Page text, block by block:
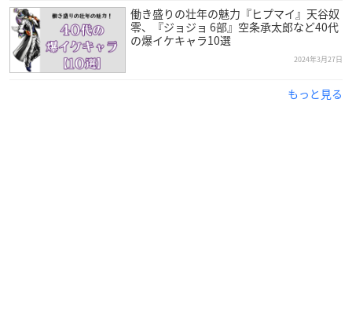
働き盛りの壮年の魅力『ヒプマイ』天谷奴
零、『ジョジョ 6部』空条承太郎など40代
の爆イケキャラ10選
2024年3月27日
もっと見る